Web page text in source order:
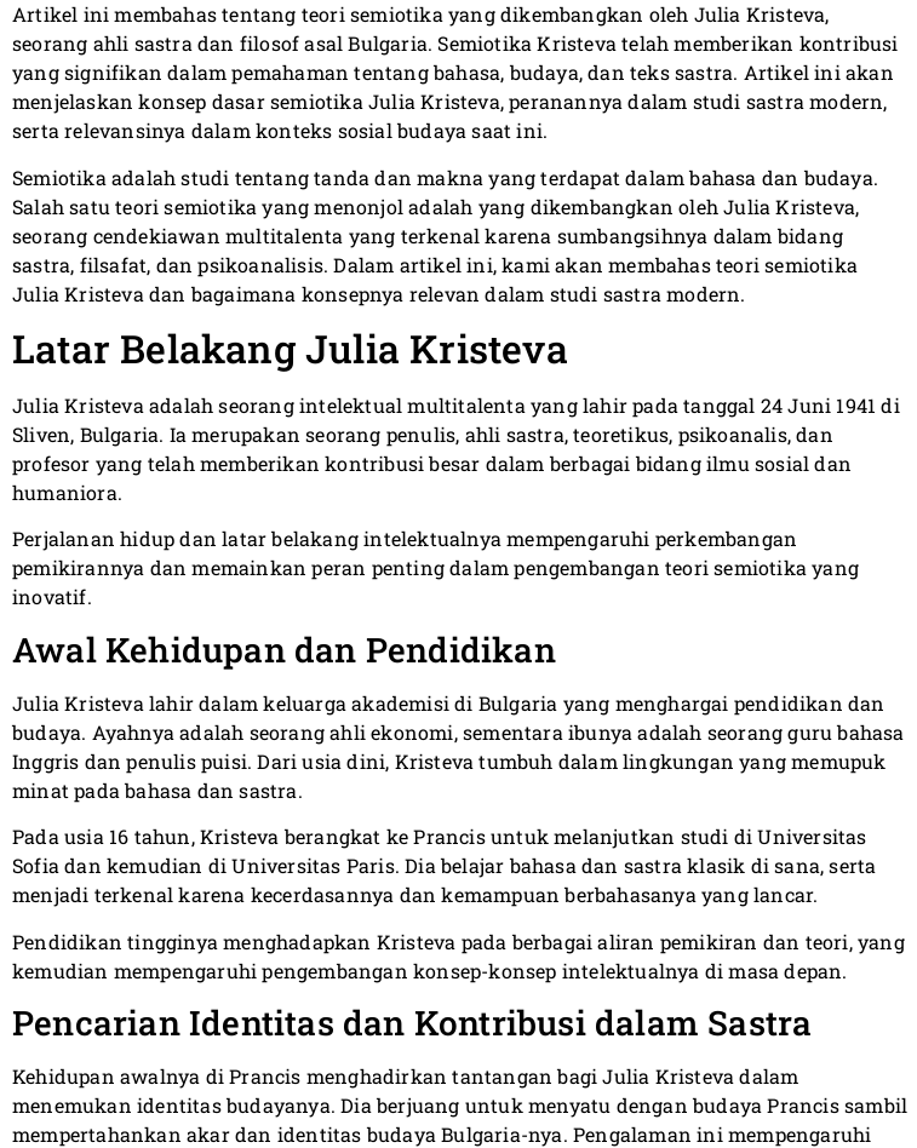
Artikel ini membahas tentang teori semiotika yang dikembangkan oleh Julia Kristeva,
seorang ahli sastra dan filosof asal Bulgaria. Semiotika Kristeva telah memberikan kontribusi
yang signifikan dalam pemahaman tentang bahasa, budaya, dan teks sastra. Artikel ini akan
menjelaskan konsep dasar semiotika Julia Kristeva, peranannya dalam studi sastra modern,
serta relevansinya dalam konteks sosial budaya saat ini.
Semiotika adalah studi tentang tanda dan makna yang terdapat dalam bahasa dan budaya.
Salah satu teori semiotika yang menonjol adalah yang dikembangkan oleh Julia Kristeva,
seorang cendekiawan multitalenta yang terkenal karena sumbangsihnya dalam bidang
sastra, filsafat, dan psikoanalisis. Dalam artikel ini, kami akan membahas teori semiotika
Julia Kristeva dan bagaimana konsepnya relevan dalam studi sastra modern.
Latar Belakang Julia Kristeva
Julia Kristeva adalah seorang intelektual multitalenta yang lahir pada tanggal 24 Juni 1941 di
Sliven, Bulgaria. Ia merupakan seorang penulis, ahli sastra, teoretikus, psikoanalis, dan
profesor yang telah memberikan kontribusi besar dalam berbagai bidang ilmu sosial dan
humaniora.
Perjalanan hidup dan latar belakang intelektualnya mempengaruhi perkembangan
pemikirannya dan memainkan peran penting dalam pengembangan teori semiotika yang
inovatif.
Awal Kehidupan dan Pendidikan
Julia Kristeva lahir dalam keluarga akademisi di Bulgaria yang menghargai pendidikan dan
budaya. Ayahnya adalah seorang ahli ekonomi, sementara ibunya adalah seorang guru bahasa
Inggris dan penulis puisi. Dari usia dini, Kristeva tumbuh dalam lingkungan yang memupuk
minat pada bahasa dan sastra.
Pada usia 16 tahun, Kristeva berangkat ke Prancis untuk melanjutkan studi di Universitas
Sofia dan kemudian di Universitas Paris. Dia belajar bahasa dan sastra klasik di sana, serta
menjadi terkenal karena kecerdasannya dan kemampuan berbahasanya yang lancar.
Pendidikan tingginya menghadapkan Kristeva pada berbagai aliran pemikiran dan teori, yang
kemudian mempengaruhi pengembangan konsep-konsep intelektualnya di masa depan.
Pencarian Identitas dan Kontribusi dalam Sastra
Kehidupan awalnya di Prancis menghadirkan tantangan bagi Julia Kristeva dalam
menemukan identitas budayanya. Dia berjuang untuk menyatu dengan budaya Prancis sambil
mempertahankan akar dan identitas budaya Bulgaria-nya. Pengalaman ini mempengaruhi